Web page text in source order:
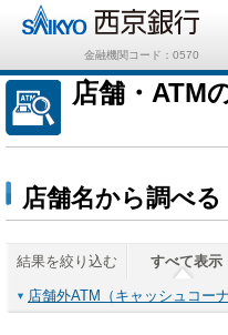
金融機関コード：0570
店舗・ATM
店舗名から調べ
結果を絞り込む すべて表示
店舗外ATM（キャッシュコーナ